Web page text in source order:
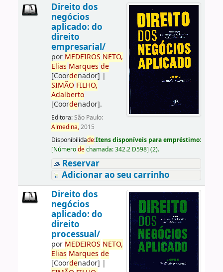
Direito dos
negócios
aplicado: do
direito
empresarial/
por MEDEIROS NETO,
Elias Marques de
[Coordenador] |
SIMÃO FILHO,
Adalberto
[Coordenador].
Editora:São Paulo:
Almedina,2015
Disponibilidade:Itens disponíveis para empréstimo:
[Númerodechamada:342.2 D598] (2).
Reservar
Adicionar ao seu carrinho
Direito dos
negócios
aplicado: do
direito
processual/
por MEDEIROS NETO,
Elias Marques de
[Coordenador] |